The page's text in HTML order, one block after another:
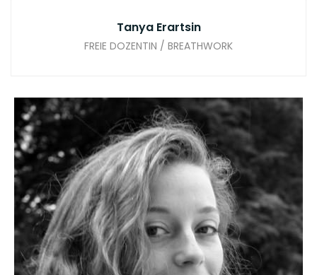
Tanya Erartsin
FREIE DOZENTIN / BREATHWORK